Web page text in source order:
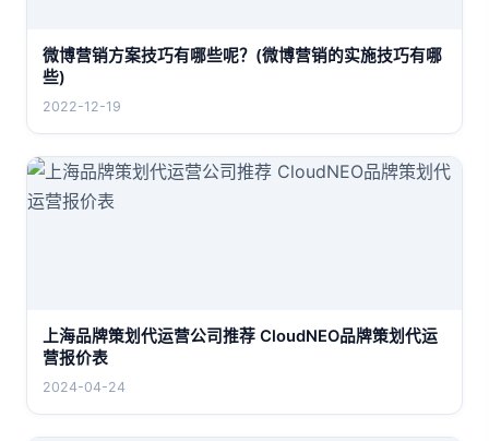
微博营销方案技巧有哪些呢？(微博营销的实施技巧有哪
些)
2022-12-19
上海品牌策划代运营公司推荐 CloudNEO品牌策划代运
营报价表
2024-04-24